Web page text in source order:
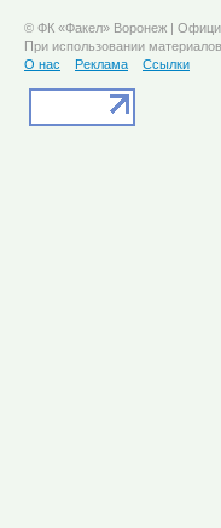
© ФК «Факел» Воронеж |
При использовании
О нас
Реклама Ссылки